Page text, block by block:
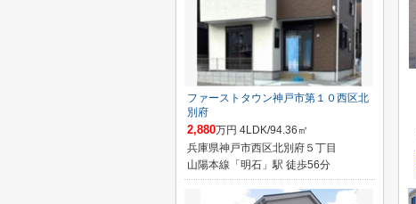
ファーストタウン神戸市第１０西区北
別府
2,880万円 4LDK/94.36㎡
兵庫県神戸市西区北別府５丁目
山陽本線「明石」駅 徒歩56分